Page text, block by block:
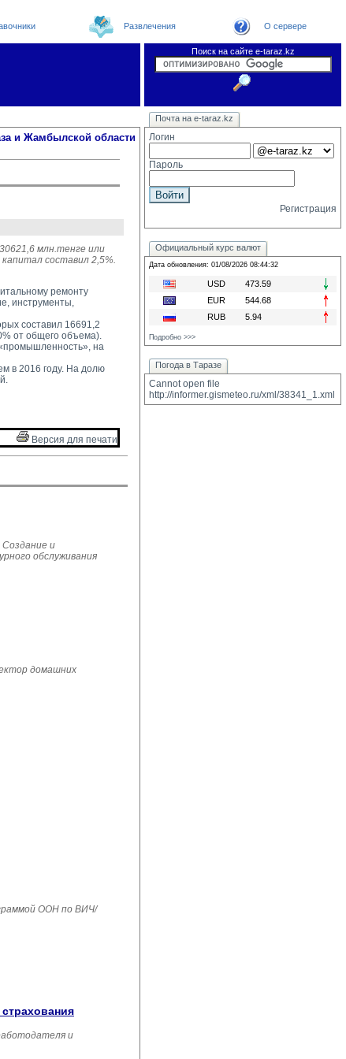
Развлечения О сервере
Поиск на сайте e-taraz.kz
Новости Погода в Таразе
Телефоный справочник
Видеоконференция
Новости e-taraz
и Жамбылской области
млн.тенге или
составил 2,5%.
ремонту
инструменты,
составил 16691,2
от общего объема).
на
в 2016 году. На долю
Версия для печати
Создание и
обслуживания
домашних
ООН по ВИЧ/
и
Почта на e-taraz.kz
Логин
Пароль
Регистрация
Официальный курс валют
Дата обновления: 01/08/2026 08:44:32
USD
473.59
EUR
544.68
RUB
5.94
Подробно >>>
Погода в Таразе
Cannot open file
http://informer.gismeteo.ru/xml/38341_1.xml